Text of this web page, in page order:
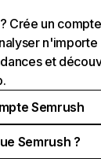
Crée un compte
n'importe
et
Semrush
Semrush ?